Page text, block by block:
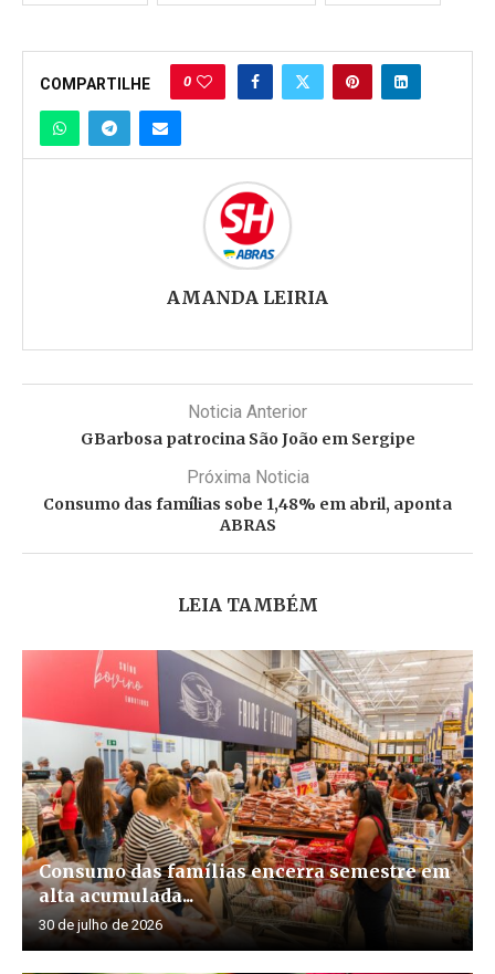
COMPARTILHE 0
AMANDA LEIRIA
Noticia Anterior
GBarbosa patrocina São João em Sergipe
Próxima Noticia
Consumo das famílias sobe 1,48% em abril, aponta
ABRAS
LEIA TAMBÉM
Consumo das famílias encerra semestre em
alta acumulada...
30 de julho de 2026